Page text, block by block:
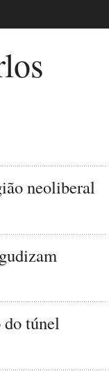
neoliberal
do túnel